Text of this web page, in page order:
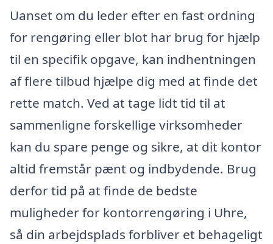
Uanset om du leder efter en fast ordning
for rengøring eller blot har brug for hjælp
til en specifik opgave, kan indhentningen
af flere tilbud hjælpe dig med at finde det
rette match. Ved at tage lidt tid til at
sammenligne forskellige virksomheder
kan du spare penge og sikre, at dit kontor
altid fremstår pænt og indbydende. Brug
derfor tid på at finde de bedste
muligheder for kontorrengøring i Uhre,
så din arbejdsplads forbliver et behageligt